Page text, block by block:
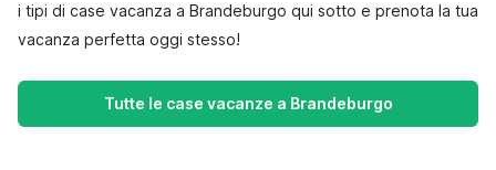
i tipi di case vacanza a Brandeburgo qui sotto e prenota la tua
vacanza perfetta oggi stesso!
Tutte le case vacanze a Brandeburgo